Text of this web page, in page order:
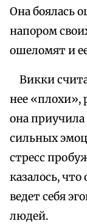
Она боялась
напором
ошеломят и
Викки
нее «плохи»,
она
сильных
стресс
казалось,
ведет себя
людей.